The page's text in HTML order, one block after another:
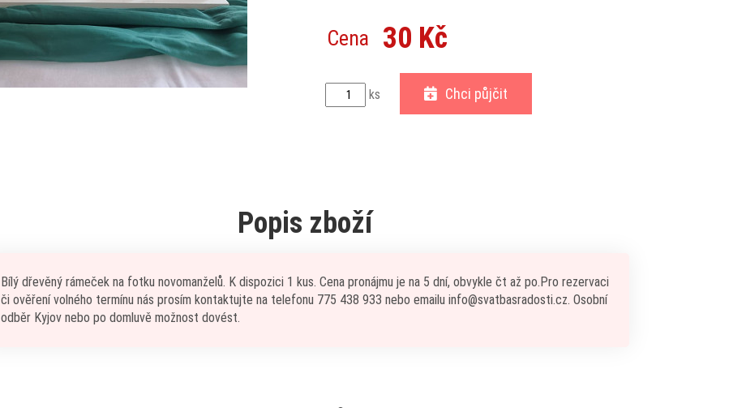
Cena 30 Kč
ks Chci půjčit
Popis zboží
Bílý dřevěný rámeček na fotku novomanželů. K dispozici 1 kus. Cena pronájmu je na 5 dní, obvykle čt až po.Pro rezervaci
či ověření volného termínu nás prosím kontaktujte na telefonu 775 438 933 nebo emailu info@svatbasradosti.cz. Osobní
odběr Kyjov nebo po domluvě možnost dovést.